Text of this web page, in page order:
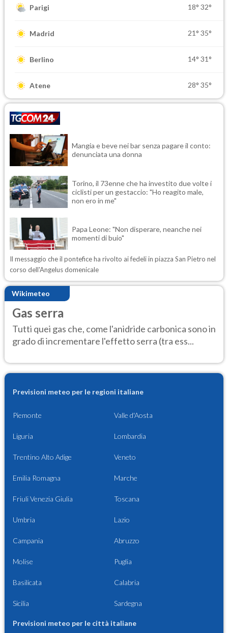
Parigi 18° 32°
Madrid 21° 35°
Berlino 14° 31°
Atene 28° 35°
Mangia e beve nei bar senza pagare il conto:
denunciata una donna
Torino, il 73enne che ha investito due volte i
ciclisti per un gestaccio: "Ho reagito male,
non ero in me"
Papa Leone: "Non disperare, neanche nei
momenti di buio"
Il messaggio che il pontefice ha rivolto ai fedeli in piazza San Pietro nel
corso dell'Angelus domenicale
Wikimeteo
Gas serra
Tutti quei gas che, come l'anidride carbonica sono in
grado di incrementare l'effetto serra (tra ess...
Previsioni meteo per le regioni italiane
Piemonte Valle d'Aosta
Liguria Lombardia
Trentino Alto Adige Veneto
Emilia Romagna Marche
Friuli Venezia Giulia Toscana
Umbria Lazio
Campania Abruzzo
Molise Puglia
Basilicata Calabria
Sicilia Sardegna
Previsioni meteo per le città italiane